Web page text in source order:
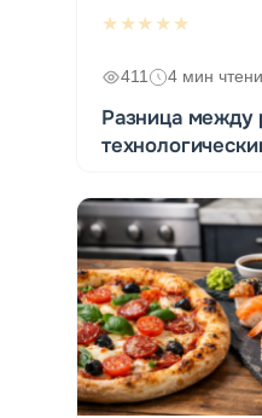
★★★★★
411 4 мин
Разница между